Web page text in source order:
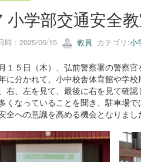
小学部交通安全
時 : 2025/05/15 教員 カテゴリ:小
１５日（木）、弘前警察署の警察
に分かれて、小中校舎体育館や学
右、左を見て、最後に右を見て確
くなっていることを聞き、駐車場
全への意識を高める機会となりまし